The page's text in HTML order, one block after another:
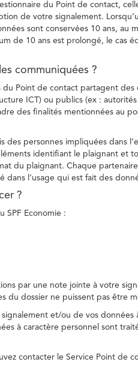
du Point de contact,
de votre signalement.
sont conservées 10 ans, au
de 10 ans est prolongé, le cas
communiquées ?
Point de contact partagent
ICT) ou publics (ex :
des finalités mentionnées au
des personnes impliquées dans
identifiant le plaignant et
du plaignant. Chaque
l’usage qui est fait des
?
SPF Economie :
par une note jointe à votre
du dossier ne puissent pas être
signalement et/ou de vos
à caractère personnel sont
contacter le Service Point de